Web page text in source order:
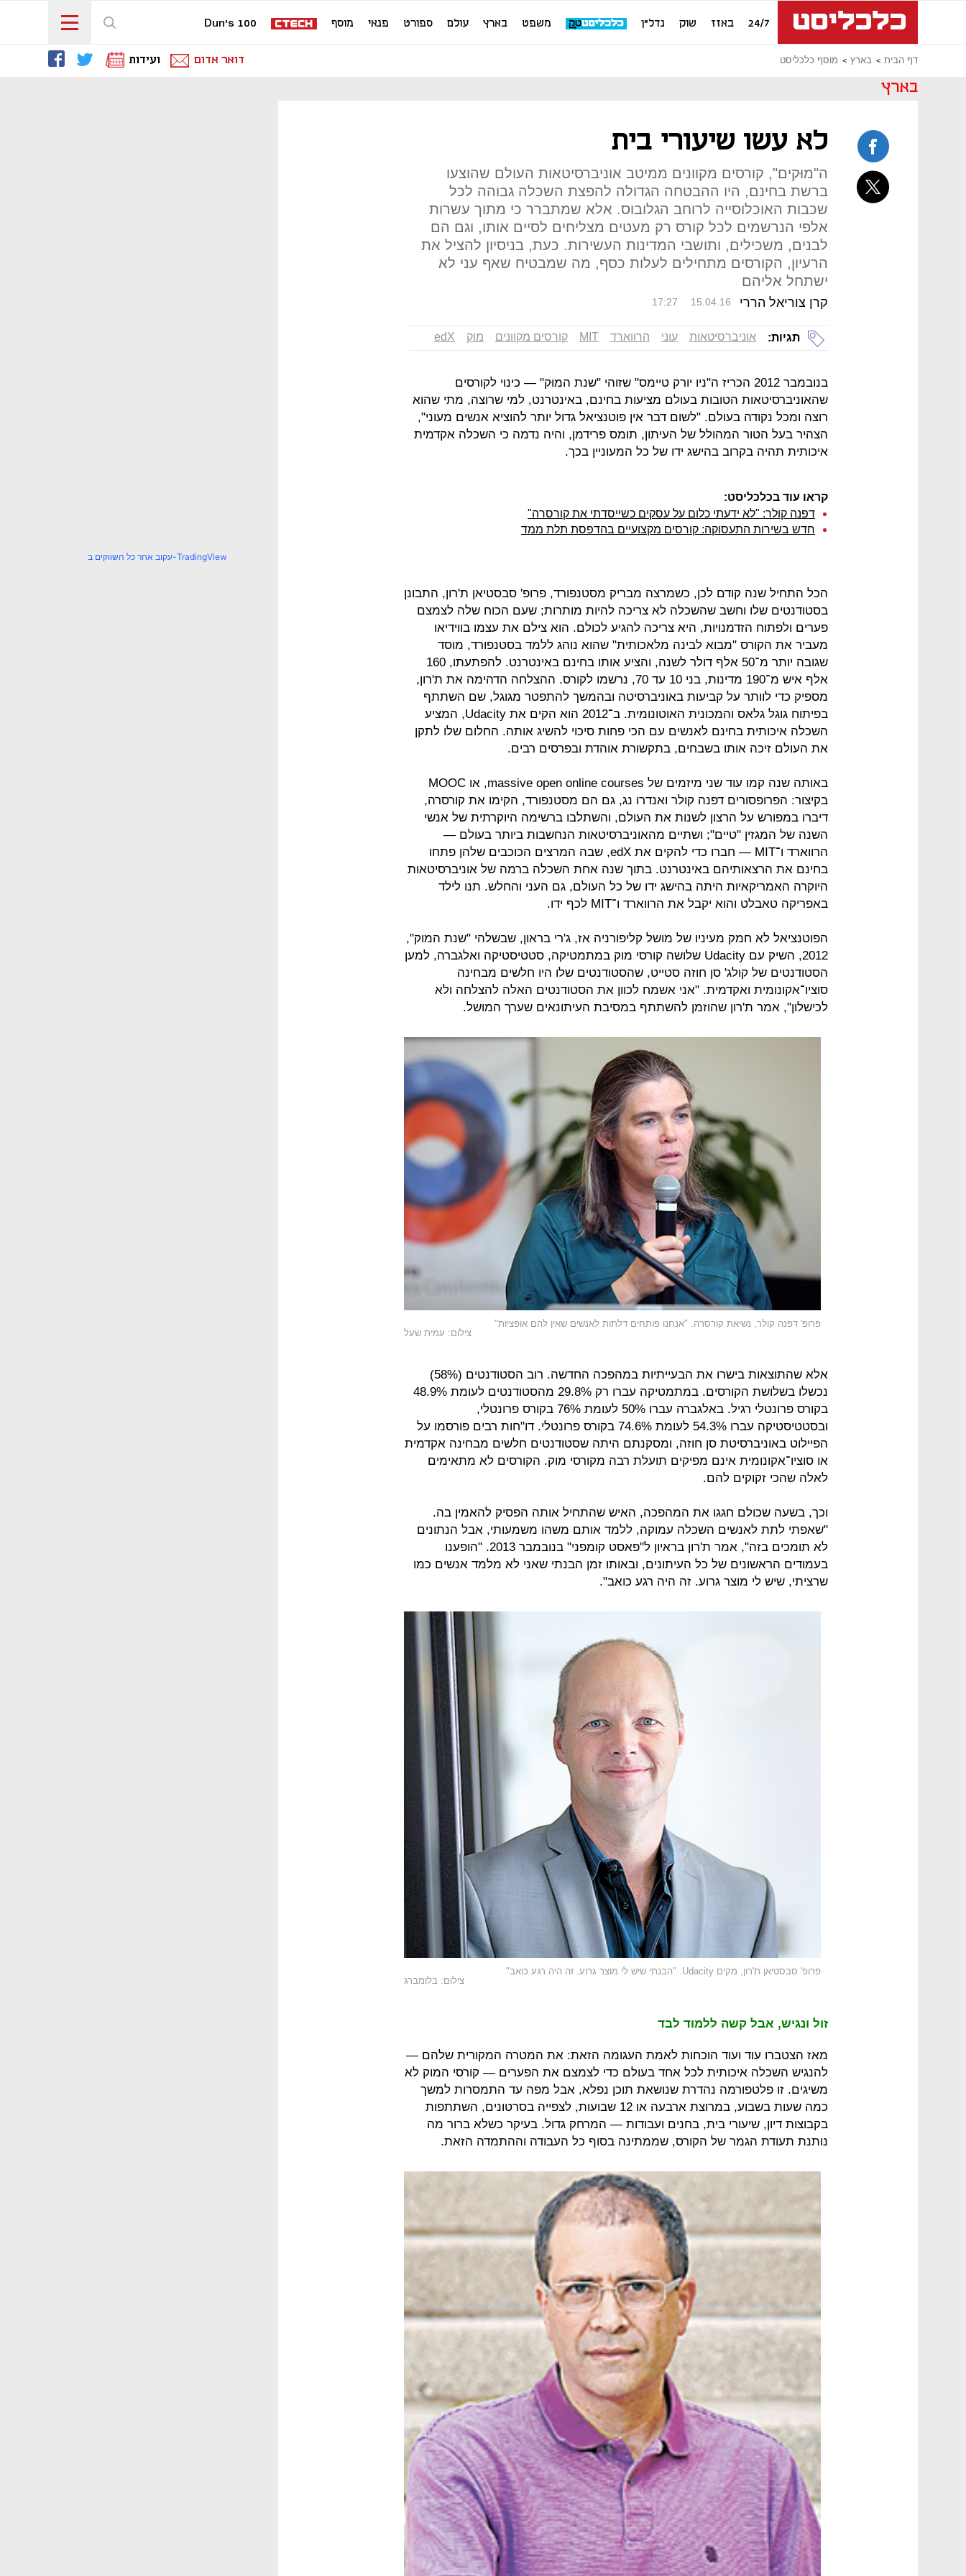
24/7 באזז שוק נדל"ן משפט בארץ עולם ספורט פנאי מוסף Dun's 100
דף הבית בארץ מוסף כלכליסט דואר אדום ועידות
בארץ
לא עשו שיעורי בית
ה"מוּקים", קורסים מקוונים ממיטב אוניברסיטאות העולם שהוצעו
ברשת בחינם, היו ההבטחה הגדולה להפצת השכלה גבוהה לכל
שכבות האוכלוסייה לרוחב הגלובוס. אלא שמתברר כי מתוך עשרות
אלפי הנרשמים לכל קורס רק מעטים מצליחים לסיים אותו, וגם הם
לבנים, משכילים, ותושבי המדינות העשירות. כעת, בניסיון להציל את
הרעיון, הקורסים מתחילים לעלות כסף, מה שמבטיח שאף עני לא
ישתחל אליהם
קרן צוריאל הררי 17:27 15.04.16
תגיות: אוניברסיטאות עוני הרווארד MIT קורסים מקוונים מוק edX
בנובמבר 2012 הכריז ה"ניו יורק טיימס" שזוהי "שנת המוּק" — כינוי לקורסים
שהאוניברסיטאות הטובות בעולם מציעות בחינם, באינטרנט, למי שרוצה, מתי שהוא
רוצה ומכל נקודה בעולם. "לשום דבר אין פוטנציאל גדול יותר להוציא אנשים מעוני",
הצהיר בעל הטור המהולל של העיתון, תומס פרידמן, והיה נדמה כי השכלה אקדמית
איכותית תהיה בקרוב בהישג ידו של כל המעוניין בכך.
קראו עוד בכלכליסט:
דפנה קולר: "לא ידעתי כלום על עסקים כשייסדתי את קורסרה"
חדש בשירות התעסוקה: קורסים מקצועיים בהדפסת תלת ממד
הכל התחיל שנה קודם לכן, כשמרצה מבריק מסטנפורד, פרופ' סבסטיאן ת'רון, התבונן
בסטודנטים שלו וחשב שהשכלה לא צריכה להיות מותרות; שעם הכוח שלה לצמצם
פערים ולפתוח הזדמנויות, היא צריכה להגיע לכולם. הוא צילם את עצמו בווידיאו
מעביר את הקורס "מבוא לבינה מלאכותית" שהוא נוהג ללמד בסטנפורד, מוסד
שגובה יותר מ־50 אלף דולר לשנה, והציע אותו בחינם באינטרנט. להפתעתו, 160
אלף איש מ־190 מדינות, בני 10 עד 70, נרשמו לקורס. ההצלחה הדהימה את ת'רון,
מספיק כדי לוותר על קביעות באוניברסיטה ובהמשך להתפטר מגוגל, שם השתתף
בפיתוח גוגל גלאס והמכונית האוטונומית. ב־2012 הוא הקים את Udacity, המציע
השכלה איכותית בחינם לאנשים עם הכי פחות סיכוי להשיג אותה. החלום שלו לתקן
את העולם זיכה אותו בשבחים, בתקשורת אוהדת ובפרסים רבים.
באותה שנה קמו עוד שני מיזמים של massive open online courses, או MOOC
בקיצור: הפרופסורים דפנה קולר ואנדרו נג, גם הם מסטנפורד, הקימו את קורסרה,
דיברו במפורש על הרצון לשנות את העולם, והשתלבו ברשימה היוקרתית של אנשי
השנה של המגזין "טיים"; ושתיים מהאוניברסיטאות הנחשבות ביותר בעולם —
הרווארד ו־MIT — חברו כדי להקים את edX, שבה המרצים הכוכבים שלהן פתחו
בחינם את הרצאותיהם באינטרנט. בתוך שנה אחת השכלה ברמה של אוניברסיטאות
היוקרה האמריקאיות היתה בהישג ידו של כל העולם, גם העני והחלש. תנו לילד
באפריקה טאבלט והוא יקבל את הרווארד ו־MIT לכף ידו.
הפוטנציאל לא חמק מעיניו של מושל קליפורניה אז, ג'רי בראון, שבשלהי "שנת המוק",
2012, השיק עם Udacity שלושה קורסי מוק במתמטיקה, סטטיסטיקה ואלגברה, למען
הסטודנטים של קולג' סן חוזה סטייט, שהסטודנטים שלו היו חלשים מבחינה
סוציו־אקונומית ואקדמית. "אני אשמח לכוון את הסטודנטים האלה להצלחה ולא
לכישלון", אמר ת'רון שהוזמן להשתתף במסיבת העיתונאים שערך המושל.
פרופ' דפנה קולר, נשיאת קורסרה. "אנחנו פותחים דלתות לאנשים שאין להם אופציות"
צילום: עמית שעל
אלא שהתוצאות בישרו את הבעייתיות במהפכה החדשה. רוב הסטודנטים (58%)
נכשלו בשלושת הקורסים. במתמטיקה עברו רק 29.8% מהסטודנטים לעומת 48.9%
בקורס פרונטלי רגיל. באלגברה עברו 50% לעומת 76% בקורס פרונטלי,
ובסטטיסטיקה עברו 54.3% לעומת 74.6% בקורס פרונטלי. דו"חות רבים פורסמו על
הפיילוט באוניברסיטת סן חוזה, ומסקנתם היתה שסטודנטים חלשים מבחינה אקדמית
או סוציו־אקונומית אינם מפיקים תועלת רבה מקורסי מוק. הקורסים לא מתאימים
לאלה שהכי זקוקים להם.
וכך, בשעה שכולם חגגו את המהפכה, האיש שהתחיל אותה הפסיק להאמין בה.
"שאפתי לתת לאנשים השכלה עמוקה, ללמד אותם משהו משמעותי, אבל הנתונים
לא תומכים בזה", אמר ת'רון בראיון ל"פאסט קומפני" בנובמבר 2013. "הופענו
בעמודים הראשונים של כל העיתונים, ובאותו זמן הבנתי שאני לא מלמד אנשים כמו
שרציתי, שיש לי מוצר גרוע. זה היה רגע כואב".
פרופ' סבסטיאן ת'רון, מקים Udacity. "הבנתי שיש לי מוצר גרוע. זה היה רגע כואב"
צילום: בלומברג
זול ונגיש, אבל קשה ללמוד לבד
מאז הצטברו עוד ועוד הוכחות לאמת העגומה הזאת: את המטרה המקורית שלהם —
להנגיש השכלה איכותית לכל אחד בעולם כדי לצמצם את הפערים — קורסי המוק לא
משיגים. זו פלטפורמה נהדרת שנושאת תוכן נפלא, אבל מפה עד התמסרות למשך
כמה שעות בשבוע, במרוצת ארבעה או 12 שבועות, לצפייה בסרטונים, השתתפות
בקבוצות דיון, שיעורי בית, בחנים ועבודות — המרחק גדול. בעיקר כשלא ברור מה
נותנת תעודת הגמר של הקורס, שממתינה בסוף כל העבודה וההתמדה הזאת.
עקוב אחר כל השווקים ב-TradingView